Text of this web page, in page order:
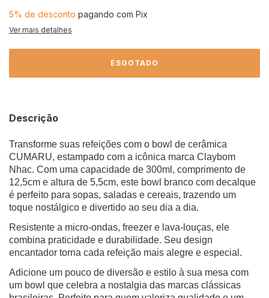
5% de desconto pagando com Pix
Ver mais detalhes
Descrição
Transforme suas refeições com o bowl de cerâmica
CUMARU, estampado com a icônica marca Claybom
Nhac. Com uma capacidade de 300ml, comprimento de
12,5cm e altura de 5,5cm, este bowl branco com decalque
é perfeito para sopas, saladas e cereais, trazendo um
toque nostálgico e divertido ao seu dia a dia.
Resistente a micro-ondas, freezer e lava-louças, ele
combina praticidade e durabilidade. Seu design
encantador torna cada refeição mais alegre e especial.
Adicione um pouco de diversão e estilo à sua mesa com
um bowl que celebra a nostalgia das marcas clássicas